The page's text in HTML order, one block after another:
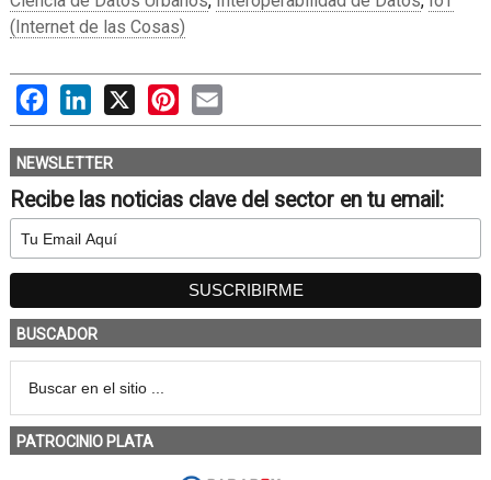
(Internet de las Cosas)
FacebookLinkedIn
X PinterestEmail
NEWSLETTER
Recibe las noticias clave del sector en tu email:
BUSCADOR
PATROCINIO PLATA